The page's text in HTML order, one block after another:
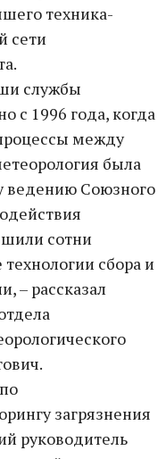
техника-
сети
службы
с 1996 года, когда
между
была
ведению Союзного
сотни
сбора и
– рассказал
загрязнения
руководитель